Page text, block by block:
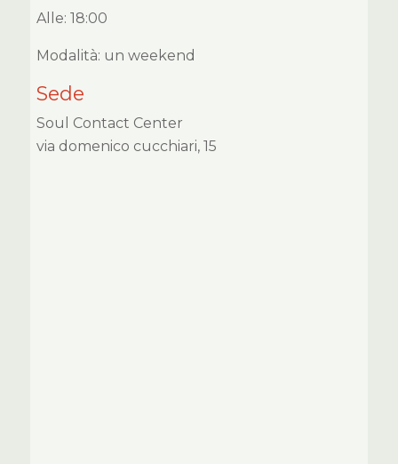
Alle: 18:00
Modalità: un weekend
Sede
Soul Contact Center
via domenico cucchiari, 15